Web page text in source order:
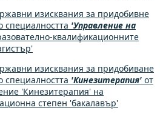
изисквания за придобивне
'Управление на
квалификационните
изисквания за придобиване
'Кинезитерапия' от
'Кинезитерапия' на
степен 'бакалавър'